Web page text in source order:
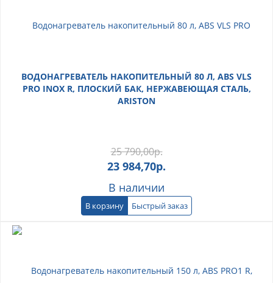
ВОДОНАГРЕВАТЕЛЬ НАКОПИТЕЛЬНЫЙ 80 Л, ABS VLS
PRO INOX R, ПЛОСКИЙ БАК, НЕРЖАВЕЮЩАЯ СТАЛЬ,
ARISTON
25 790,00р.
23 984,70р.
В наличии
В корзину Быстрый заказ